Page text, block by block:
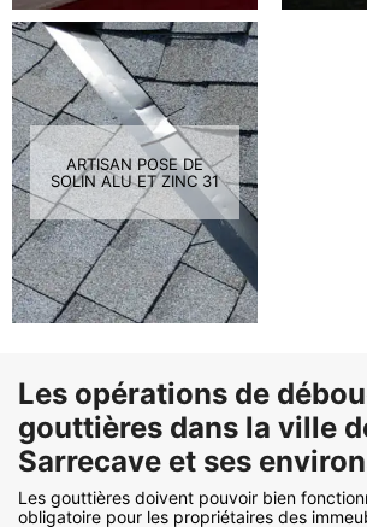
ARTISAN POSE DE
SOLIN ALU ET ZINC 31
Les opérations de
gouttières dans la ville
Sarrecave et ses
Les gouttières doivent pouvoir bien
obligatoire pour les propriétaires des